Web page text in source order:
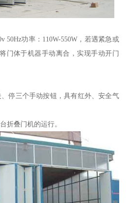
50Hz功率：110W-550W，若遇紧急或
门体于机器手动离合，实现手动开门
三个手动按钮，具有红外、安全气
叠门机的运行。